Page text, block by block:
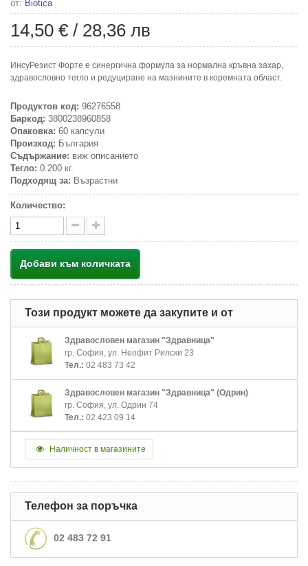
от: Biotica
14,50 € / 28,36 лв
ИнсуРезист Форте е синергична формула за нормална кръвна захар,
здравословно тегло и редуциране на мазнините в коремната област.
Продуктов код: 96276558
Баркод: 3800238960858
Опаковка: 60 капсули
Произход: България
Съдържание: виж описанието
Тегло: 0.200 кг.
Подходящ за: Възрастни
Количество:
Добави към количката
Този продукт можете да закупите и от
Здравословен магазин "Здравница"
гр. София, ул. Неофит Рилски 23
Тел.: 02 483 73 42
Здравословен магазин "Здравница" (Одрин)
гр. София, ул. Одрин 74
Тел.: 02 423 09 14
Наличност в магазините
Телефон за поръчка
02 483 72 91